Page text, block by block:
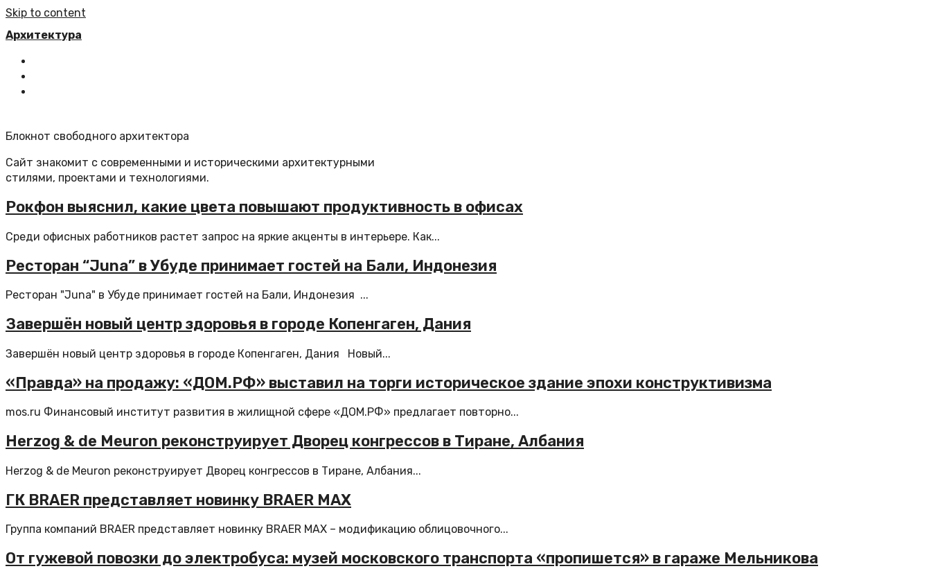
Skip to content
Архитектура
Блокнот свободного архитектора
Сайт знакомит с современными и историческими архитектурными
стилями, проектами и технологиями.
Рокфон выяснил, какие цвета повышают продуктивность в офисах
Среди офисных работников растет запрос на яркие акценты в интерьере. Как...
Ресторан “Juna” в Убуде принимает гостей на Бали, Индонезия
Ресторан "Juna" в Убуде принимает гостей на Бали, Индонезия ...
Завершён новый центр здоровья в городе Копенгаген, Дания
Завершён новый центр здоровья в городе Копенгаген, Дания Новый...
«Правда» на продажу: «ДОМ.РФ» выставил на торги историческое здание эпохи конструктивизма
mos.ru Финансовый институт развития в жилищной сфере «ДОМ.РФ» предлагает повторно...
Herzog & de Meuron реконструирует Дворец конгрессов в Тиране, Албания
Herzog & de Meuron реконструирует Дворец конгрессов в Тиране, Албания...
ГК BRAER представляет новинку BRAER MAX
Группа компаний BRAER представляет новинку BRAER MAX – модификацию облицовочного...
От гужевой повозки до электробуса: музей московского транспорта «пропишется» в гараже Мельникова